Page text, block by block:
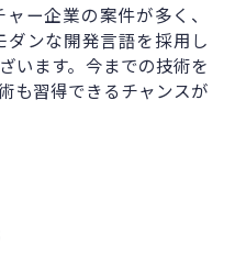
ー企業の案件が多く、
ンな開発言語を採用し
います。 今までの技術を
も習得できるチャンスが